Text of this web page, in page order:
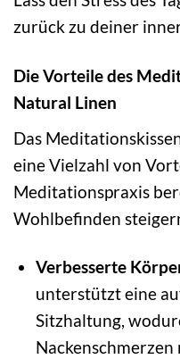
zurück zu deiner
Die Vorteile des
Natural Linen
Das
eine Vielzahl von
Meditationspraxis
Wohlbefinden
Verbesserte
unterstützt eine
Sitzhaltung,